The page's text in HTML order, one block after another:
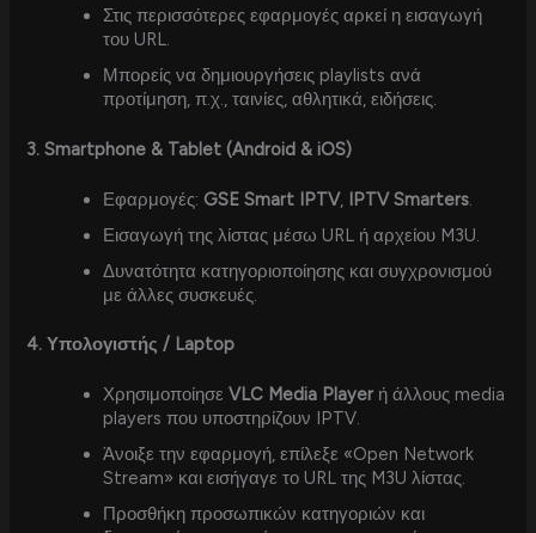
Στις περισσότερες εφαρμογές αρκεί η εισαγωγή
του URL.
Μπορείς να δημιουργήσεις playlists ανά
προτίμηση, π.χ., ταινίες, αθλητικά, ειδήσεις.
3. Smartphone & Tablet (Android & iOS)
Εφαρμογές: GSE Smart IPTV, IPTV Smarters
Εισαγωγή της λίστας μέσω URL ή αρχείου M3U.
Δυνατότητα κατηγοριοποίησης και συγχρονισμού
με άλλες συσκευές.
4. Υπολογιστής / Laptop
ΧρησιμοποίησεVLC Media Player ή άλλους media
players που υποστηρίζουν IPTV.
Άνοιξε την εφαρμογή, επίλεξε «Open Network
Stream» και εισήγαγε το URL της M3U λίστας.
Προσθήκη προσωπικών κατηγοριών και